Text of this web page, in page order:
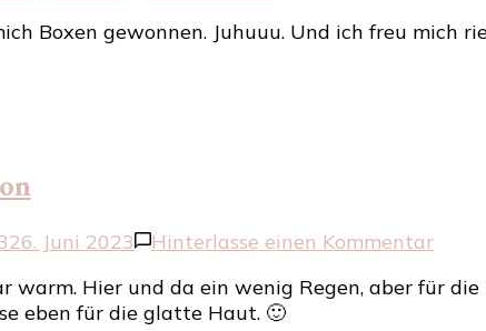
Rossmann
Boxen gewonnen. Juhuuu. Und ich freu mich
26. Juni 2023 Hinterlasse einen Kommentarzu
warm. Hier und da ein wenig Regen, aber für
eben für die glatte Haut. 🙂